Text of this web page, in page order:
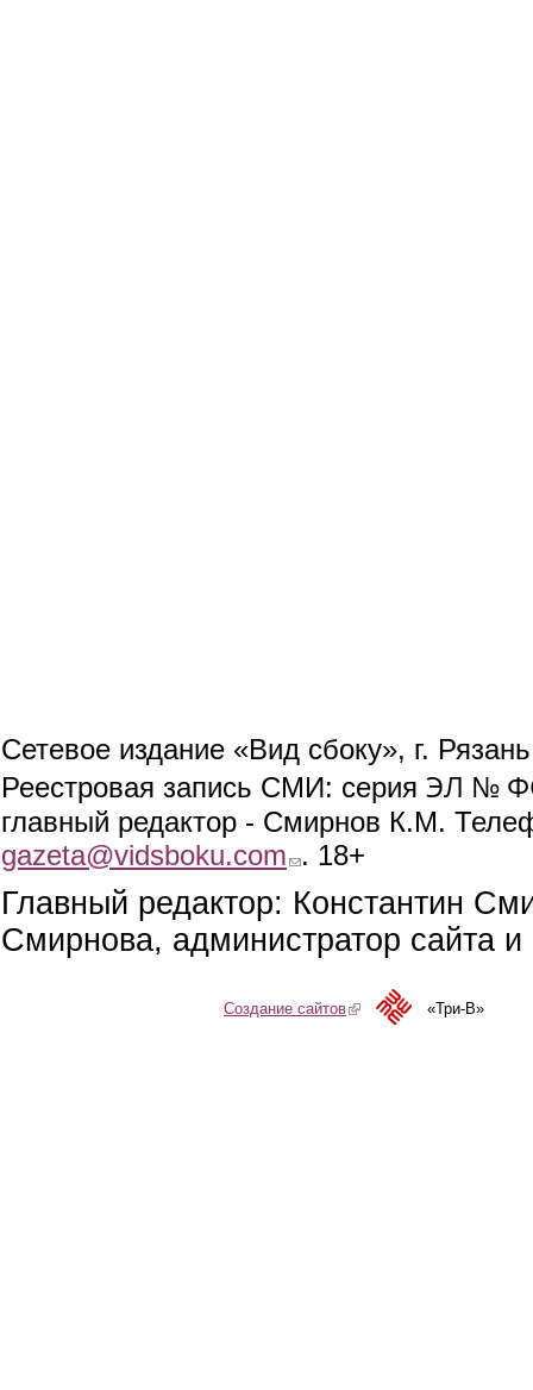
Сетевое издание «Вид сбоку», г.
Реестровая запись СМИ: серия ЭЛ №
главный редактор - Смирнов К.М.
gazeta@vidsboku.com (link sends e-mail)
. 18+
Главный редактор: Константин
Смирнова, администратор сайта
Создание сайтов(link is external)«Три-В»